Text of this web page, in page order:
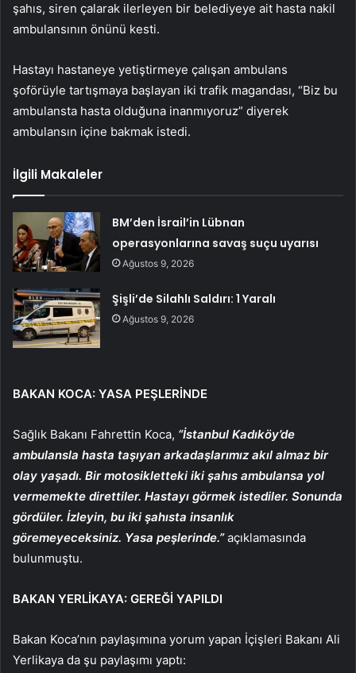
şahıs, siren çalarak ilerleyen bir belediyeye ait hasta nakil
ambulansının önünü kesti.
Hastayı hastaneye yetiştirmeye çalışan ambulans
şoförüyle tartışmaya başlayan iki trafik magandası, “Biz bu
ambulansta hasta olduğuna inanmıyoruz” diyerek
ambulansın içine bakmak istedi.
İlgili Makaleler
BM’den İsrail’in Lübnan
operasyonlarına savaş suçu uyarısı
Ağustos 9, 2026
Şişli’de Silahlı Saldırı: 1 Yaralı
Ağustos 9, 2026
BAKAN KOCA: YASA PEŞLERİNDE
Sağlık Bakanı Fahrettin Koca, “İstanbul Kadıköy’de
ambulansla hasta taşıyan arkadaşlarımız akıl almaz bir
olay yaşadı. Bir motosikletteki iki şahıs ambulansa yol
vermemekte direttiler. Hastayı görmek istediler. Sonunda
gördüler. İzleyin, bu iki şahısta insanlık
göremeyeceksiniz. Yasa peşlerinde.”açıklamasında
bulunmuştu.
BAKAN YERLİKAYA: GEREĞİ YAPILDI
Bakan Koca’nın paylaşımına yorum yapan İçişleri Bakanı Ali
Yerlikaya da şu paylaşımı yaptı: